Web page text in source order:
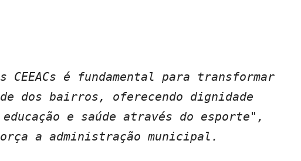
CEEACs é fundamental para transformar
dos bairros, oferecendo dignidade
e saúde através do esporte",
a administração municipal.